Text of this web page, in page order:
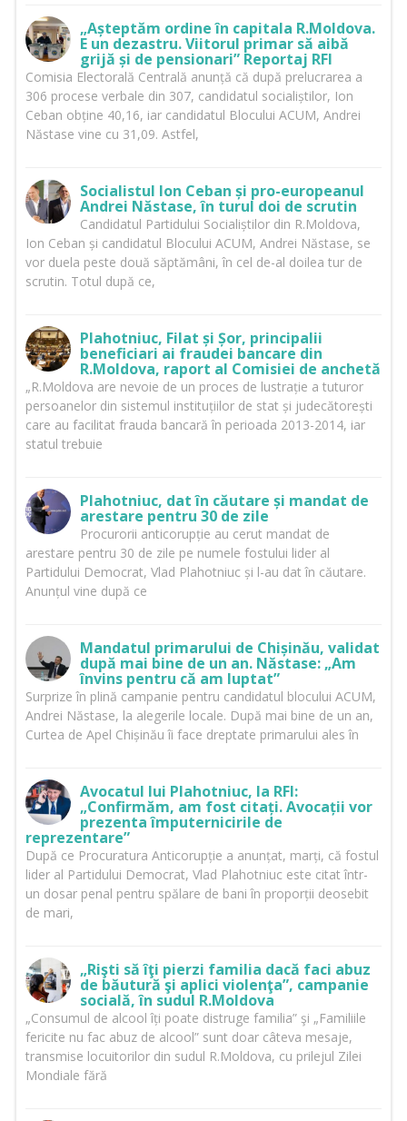
„Așteptăm ordine în capitala R.Moldova.
E un dezastru. Viitorul primar să aibă
grijă și de pensionari” Reportaj RFI
Comisia Electorală Centrală anunță că după prelucrarea a
306 procese verbale din 307, candidatul socialiștilor, Ion
Ceban obține 40,16, iar candidatul Blocului ACUM, Andrei
Năstase vine cu 31,09. Astfel,
Socialistul Ion Ceban și pro-europeanul
Andrei Năstase, în turul doi de scrutin
Candidatul Partidului Socialiștilor din R.Moldova,
Ion Ceban și candidatul Blocului ACUM, Andrei Năstase, se
vor duela peste două săptămâni, în cel de-al doilea tur de
scrutin. Totul după ce,
Plahotniuc, Filat și Șor, principalii
beneficiari ai fraudei bancare din
R.Moldova, raport al Comisiei de anchetă
„R.Moldova are nevoie de un proces de lustrație a tuturor
persoanelor din sistemul instituțiilor de stat și judecătorești
care au facilitat frauda bancară în perioada 2013-2014, iar
statul trebuie
Plahotniuc, dat în căutare și mandat de
arestare pentru 30 de zile
Procurorii anticorupție au cerut mandat de
arestare pentru 30 de zile pe numele fostului lider al
Partidului Democrat, Vlad Plahotniuc și l-au dat în căutare.
Anunțul vine după ce
Mandatul primarului de Chișinău, validat
după mai bine de un an. Năstase: „Am
învins pentru că am luptat”
Surprize în plină campanie pentru candidatul blocului ACUM,
Andrei Năstase, la alegerile locale. După mai bine de un an,
Curtea de Apel Chișinău îi face dreptate primarului ales în
Avocatul lui Plahotniuc, la RFI:
„Confirmăm, am fost citați. Avocații vor
prezenta împuternicirile de
reprezentare”
După ce Procuratura Anticorupție a anunțat, marți, că fostul
lider al Partidului Democrat, Vlad Plahotniuc este citat într-
un dosar penal pentru spălare de bani în proporții deosebit
de mari,
„Rişti să îţi pierzi familia dacă faci abuz
de băutură şi aplici violenţa”, campanie
socială, în sudul R.Moldova
„Consumul de alcool îți poate distruge familia” şi „Familiile
fericite nu fac abuz de alcool” sunt doar câteva mesaje,
transmise locuitorilor din sudul R.Moldova, cu prilejul Zilei
Mondiale fără